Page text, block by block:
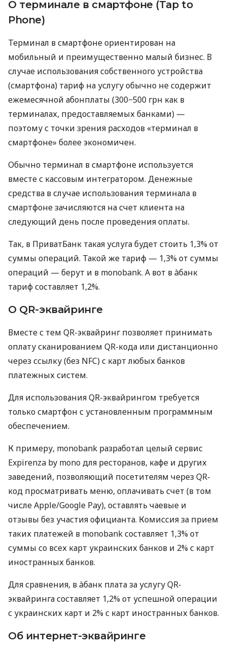
О терминале в смартфоне (Tap to
Phone)
Терминал в смартфоне ориентирован на
мобильный и преимущественно малый бизнес. В
случае использования собственного устройства
(смартфона) тариф на услугу обычно не содержит
ежемесячной абонплаты (300−500 грн как в
терминалах, предоставляемых банками) —
поэтому с точки зрения расходов «терминал в
смартфоне» более экономичен.
Обычно терминал в смартфоне используется
вместе с кассовым интегратором. Денежные
средства в случае использования терминала в
смартфоне зачисляются на счет клиента на
следующий день после проведения оплаты.
Так, в ПриватБанк такая услуга будет стоить 1,3% от
суммы операций. Такой же тариф — 1,3% от суммы
операций — берут и в monobank. А вот в àбанк
тариф составляет 1,2%.
О QR-эквайринге
Вместе с тем QR-эквайринг позволяет принимать
оплату сканированием QR-кода или дистанционно
через ссылку (без NFC) с карт любых банков
платежных систем.
Для использования QR-эквайрингом требуется
только смартфон с установленным программным
обеспечением.
К примеру, monobank разработал целый сервис
Expirenza by mono для ресторанов, кафе и других
заведений, позволяющий посетителям через QR-
код просматривать меню, оплачивать счет (в том
числе Apple/Google Pay), оставлять чаевые и
отзывы без участия официанта. Комиссия за прием
таких платежей в monobank составляет 1,3% от
суммы со всех карт украинских банков и 2% с карт
иностранных банков.
Для сравнения, в àбанк плата за услугу QR-
эквайринга составляет 1,2% от успешной операции
с украинских карт и 2% с карт иностранных банков.
Об интернет-эквайринге